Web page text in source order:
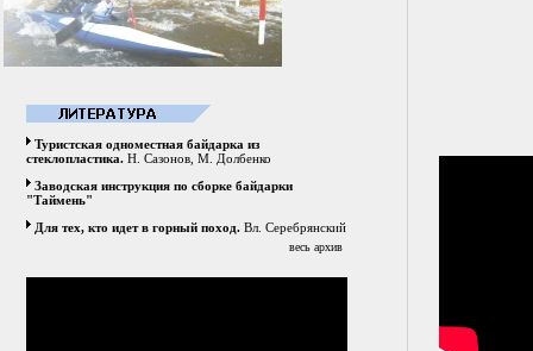
Туристская одноместная байдарка из
стеклопластика. Н. Сазонов, М. Долбенко
Заводская инструкция по сборке байдарки
"Таймень"
Для тех, кто идет в горный поход. Вл. Серебрянский
весь архив